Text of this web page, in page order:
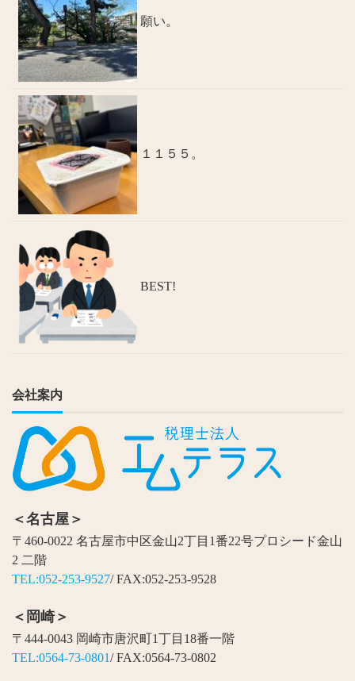
願い。
１１５５。
BEST!
会社案内
＜名古屋＞
〒460-0022 名古屋市中区金山2丁目1番22号プロシード金山
2 二階
TEL:052-253-9527/ FAX:052-253-9528
＜岡崎＞
〒444-0043 岡崎市唐沢町1丁目18番一階
TEL:0564-73-0801/ FAX:0564-73-0802